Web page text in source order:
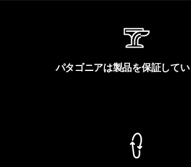
パタゴニアは製品を保証してい